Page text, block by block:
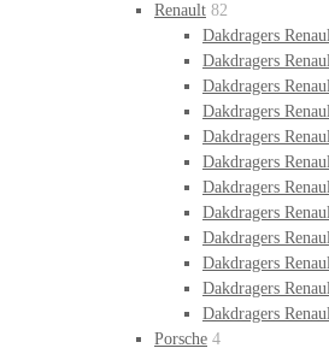
Renault 82
Dakdragers
Dakdragers
Dakdragers
Dakdragers
Dakdragers
Dakdragers
Dakdragers
Dakdragers
Dakdragers
Dakdragers
Dakdragers
Dakdragers
Porsche 4